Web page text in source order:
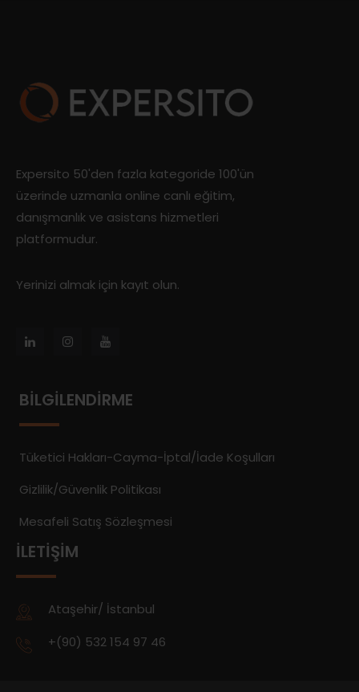
Expersito 50'den fazla kategoride 100'ün
üzerinde uzmanla online canlı eğitim,
danışmanlık ve asistans hizmetleri
platformudur.
Yerinizi almak için kayıt olun.
BILGILENDIRME
Tüketici Hakları-Cayma-İptal/İade Koşulları
Gizlilik/Güvenlik Politikası
Mesafeli Satış Sözleşmesi
İLETIŞIM
Ataşehir/ İstanbul
+(90) 532 154 97 46